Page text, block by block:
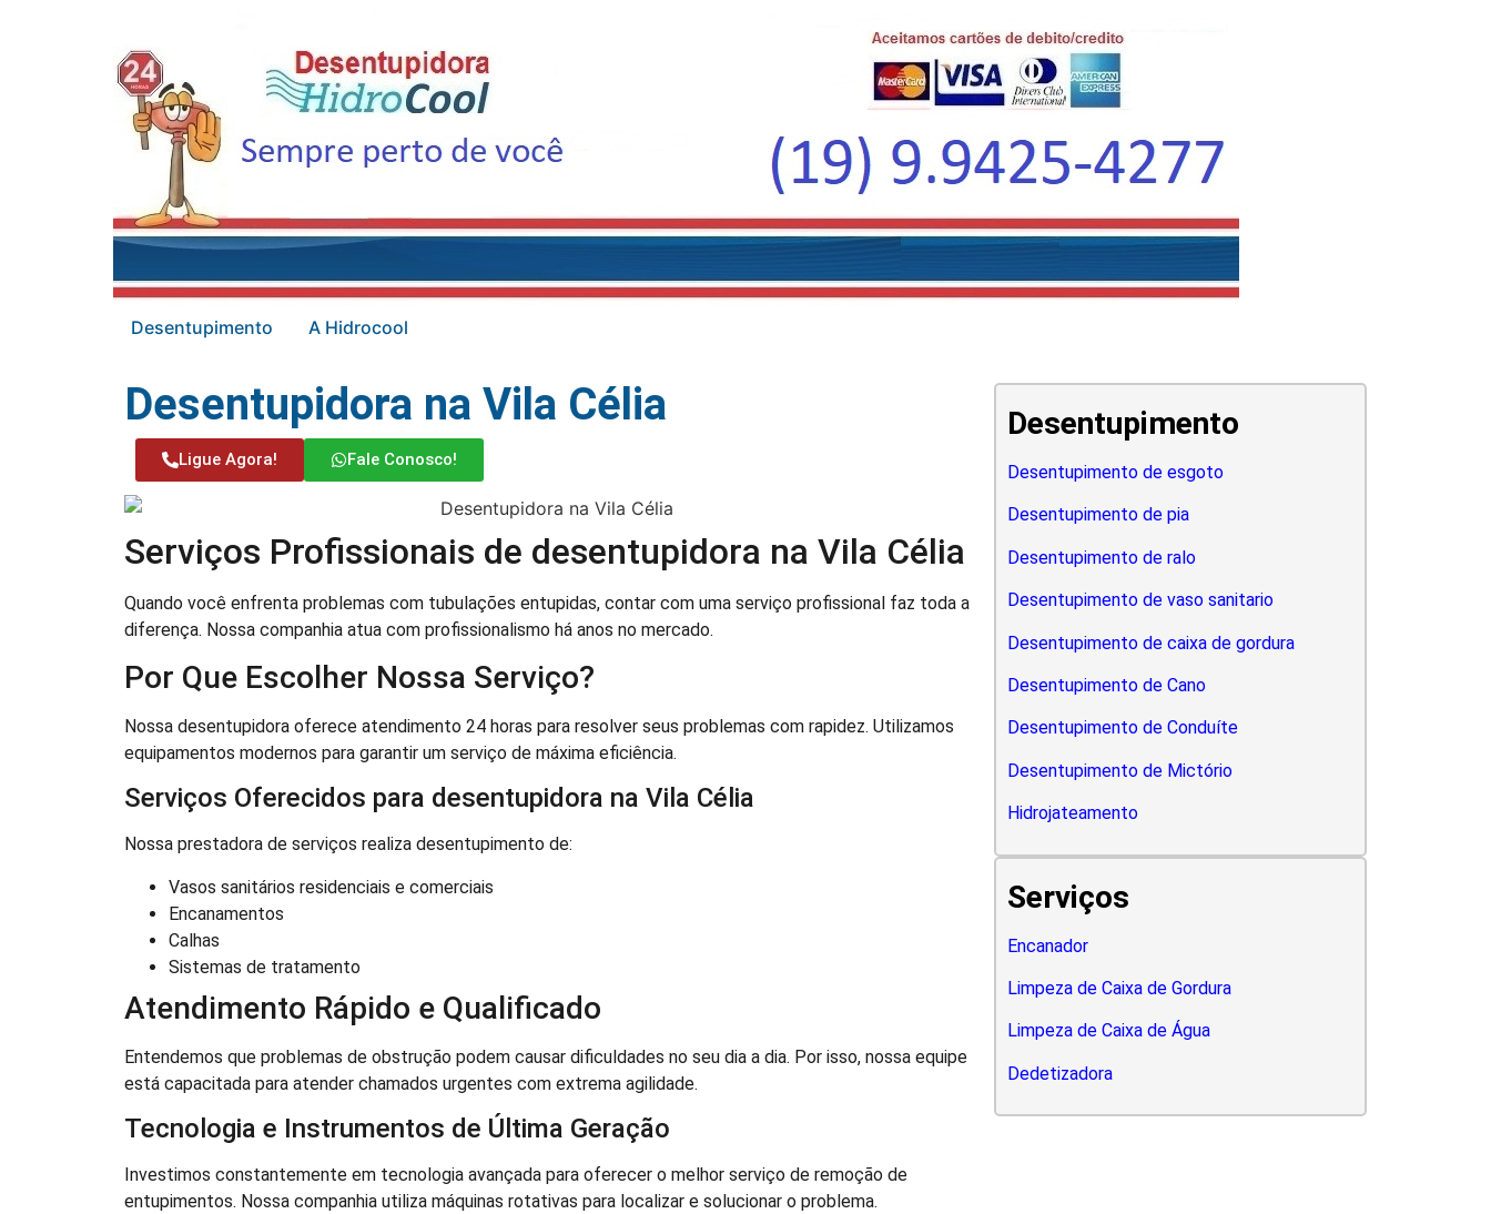
Desentupimento A Hidrocool
Desentupidora na Vila Célia
Ligue Agora! Fale Conosco!
Serviços Profissionais de desentupidora na Vila Célia
Quando você enfrenta problemas com tubulações entupidas, contar com uma serviço profissional faz toda a
diferença. Nossa companhia atua com profissionalismo há anos no mercado.
Por Que Escolher Nossa Serviço?
Nossa desentupidora oferece atendimento 24 horas para resolver seus problemas com rapidez. Utilizamos
equipamentos modernos para garantir um serviço de máxima eficiência.
Serviços Oferecidos para desentupidora na Vila Célia
Nossa prestadora de serviços realiza desentupimento de:
Vasos sanitários residenciais e comerciais
Encanamentos
Calhas
Sistemas de tratamento
Atendimento Rápido e Qualificado
Entendemos que problemas de obstrução podem causar dificuldades no seu dia a dia. Por isso, nossa equipe
está capacitada para atender chamados urgentes com extrema agilidade.
Tecnologia e Instrumentos de Última Geração
Investimos constantemente em tecnologia avançada para oferecer o melhor serviço de remoção de
entupimentos. Nossa companhia utiliza máquinas rotativas para localizar e solucionar o problema.
Desentupimento
Desentupimento de esgoto
Desentupimento de pia
Desentupimento de ralo
Desentupimento de vaso sanitario
Desentupimento de caixa de gordura
Desentupimento de Cano
Desentupimento de Conduíte
Desentupimento de Mictório
Hidrojateamento
Serviços
Encanador
Limpeza de Caixa de Gordura
Limpeza de Caixa de Água
Dedetizadora